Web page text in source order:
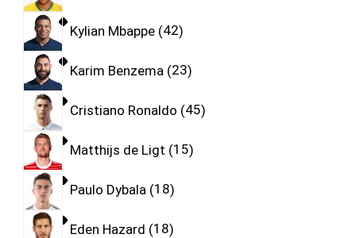
Kylian Mbappe 42
Karim Benzema 23
Cristiano Ronaldo 45
Matthijs de Ligt 15
Paulo Dybala 18
Eden Hazard 18